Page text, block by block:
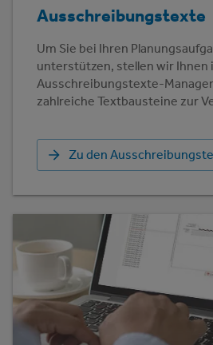
Ausschreibungstexte
Um Sie bei Ihren
unterstützen, stellen wir Ihnen
Ausschreibungstexte-
zahlreiche Textbausteine zur
Zu den